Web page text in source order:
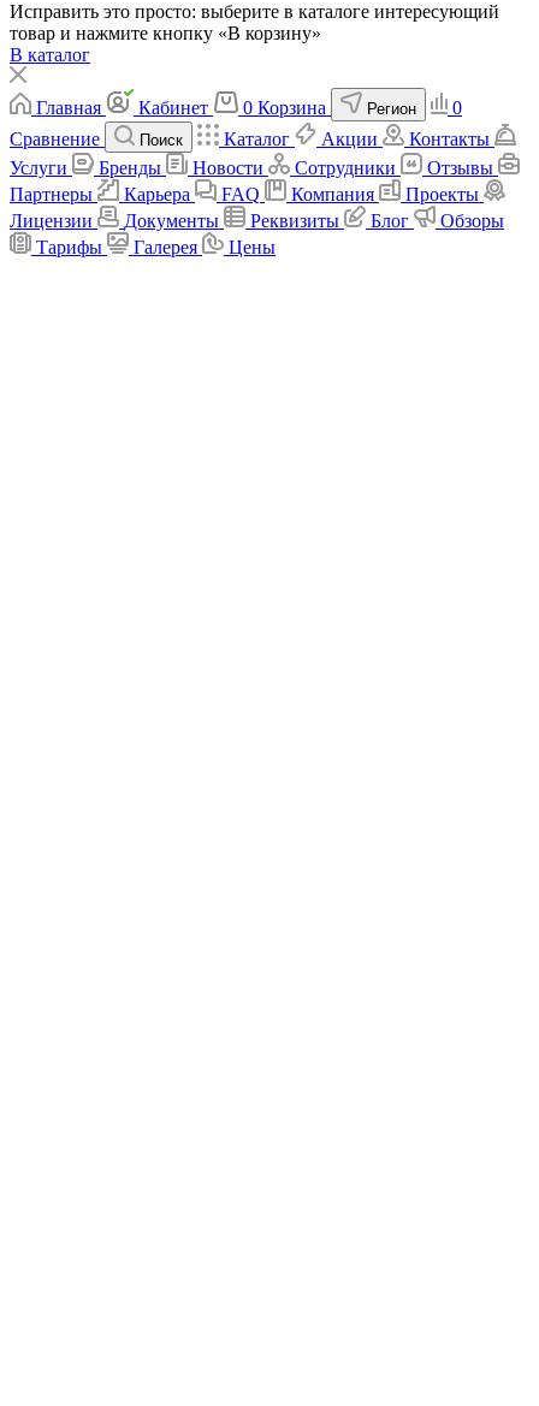
Исправить это просто: выберите в каталоге интересующий
товар и нажмите кнопку «В корзину»
В каталог
Главная Кабинет 0 Корзина Регион
0
Сравнение
Поиск Каталог Акции
Контакты
Услуги
Бренды Новости Сотрудники
Отзывы
Партнеры
Карьера FAQ Компания
Проекты
Лицензии
Документы Реквизиты Блог
Обзоры
Тарифы
Галерея Цены